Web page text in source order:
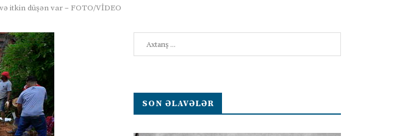
itkin düşən var – FOTO/VİDEO
SON ƏLAVƏLƏR